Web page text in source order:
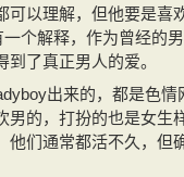
以理解，但他要是喜
个解释，作为曾经的
了真正男人的爱。
出来的，都是色
的，打扮的也是女生
们通常都活不久，但